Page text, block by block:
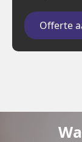
Offerte